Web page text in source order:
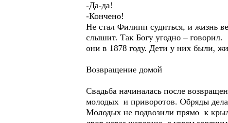
-Да-да!
-Кончено!
Не стал Филипп судиться, и жизнь
слышит. Так Богу угодно –
они в 1878 году. Дети у них были,
Возвращение домой
Свадьба начиналась после
молодых и приворотов. Обряды
Молодых не подвозили прямо к